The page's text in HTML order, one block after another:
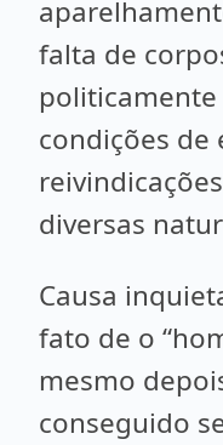
falta de
condições de
diversas
Causa
fato de o
mesmo
conseguido